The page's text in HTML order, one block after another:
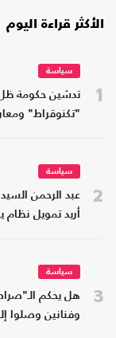
الأكثر قراءة اليوم
1
سياسة
تدشين حكومة ظل
"تكنوقراط"
2
سياسة
عبد الرحمن
أريد تمويل
3
سياسة
هل يحكم
وفنانين وصلوا